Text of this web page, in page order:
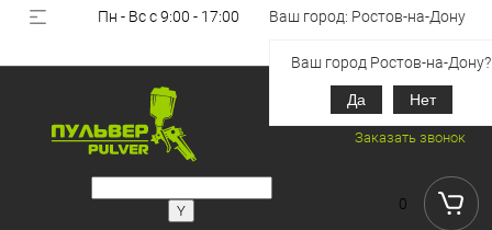
Пн - Вс с 9:00 - 17:00 Ваш город: Ростов-на-Дону
Ваш город Ростов-на-Дону?
Да Нет
+7 (918) 851-53-00
Заказать звонок
0